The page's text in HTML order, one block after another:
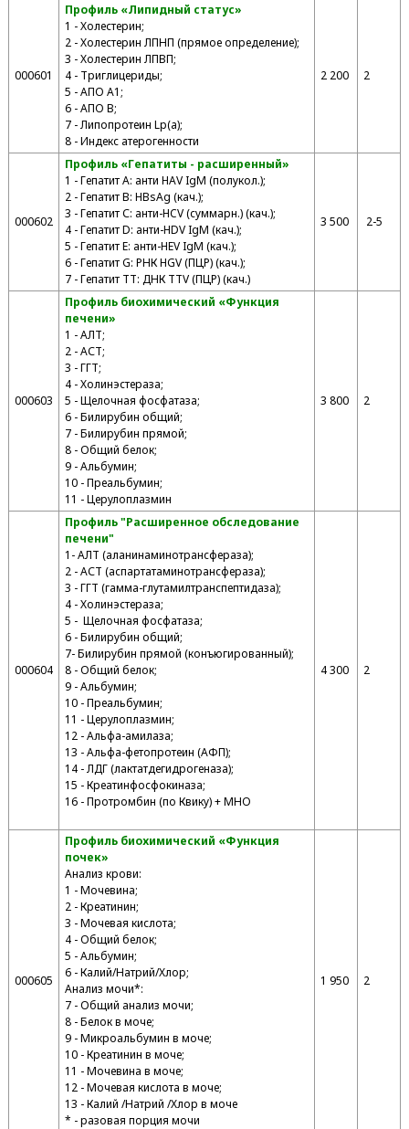
000601
Профиль «Липидный статус»
1 - Холестерин;
2 - Холестерин ЛПНП (прямое определение);
3 - Холестерин ЛПВП;
4 - Триглицериды;
5 - АПО А1;
6 - АПО В;
7 - Липопротеин Lp(a);
8 - Индекс атерогенности
2 200 2
000602
Профиль «Гепатиты - расширенный»
1 - Гепатит А: анти HAV IgM (полукол.);
2 - Гепатит В: HBsAg (кач.);
3 - Гепатит С: анти-HCV (суммарн.) (кач.);
4 - Гепатит D: анти-HDV IgM (кач.);
5 - Гепатит E: анти-HEV IgM (кач.);
6 - Гепатит G: РНК HGV (ПЦР) (кач.);
7 - Гепатит TT: ДНК TTV (ПЦР) (кач.)
3 500 2-5
000603
Профиль биохимический «Функция
печени»
1 - АЛТ;
2 - АСТ;
3 - ГГТ;
4 - Холинэстераза;
5 - Щелочная фосфатаза;
6 - Билирубин общий;
7 - Билирубин прямой;
8 - Общий белок;
9 - Альбумин;
10 - Преальбумин;
11 - Церулоплазмин
3 800 2
000604
Профиль "Расширенное обследование
печени"
1- АЛТ (аланинаминотрансфераза);
2 - АСТ (аспартатаминотрансфераза);
3 - ГГТ (гамма-глутамилтранспептидаза);
4 - Холинэстераза;
5 - Щелочная фосфатаза;
6 - Билирубин общий;
7- Билирубин прямой (конъюгированный);
8 - Общий белок;
9 - Альбумин;
10 - Преальбумин;
11 - Церулоплазмин;
12 - Альфа-амилаза;
13 - Альфа-фетопротеин (АФП);
14 - ЛДГ (лактатдегидрогеназа);
15 - Креатинфосфокиназа;
16 - Протромбин (по Квику) + МНО
4 300 2
000605
Профиль биохимический «Функция
почек»
Анализ крови:
1 - Мочевина;
2 - Креатинин;
3 - Мочевая кислота;
4 - Общий белок;
5 - Альбумин;
6 - Калий/Натрий/Хлор;
Анализ мочи*:
7 - Общий анализ мочи;
8 - Белок в моче;
9 - Микроальбумин в моче;
10 - Креатинин в моче;
11 - Мочевина в моче;
12 - Мочевая кислота в моче;
13 - Калий /Натрий /Хлор в моче
* - разовая порция мочи
1 950 2